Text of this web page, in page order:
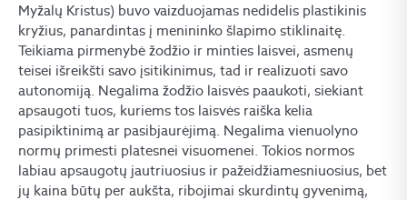
Myžalų Kristus) buvo vaizduojamas nedidelis plastikinis
kryžius, panardintas į menininko šlapimo stiklinaitę.
Teikiama pirmenybė žodžio ir minties laisvei, asmenų
teisei išreikšti savo įsitikinimus, tad ir realizuoti savo
autonomiją. Negalima žodžio laisvės paaukoti, siekiant
apsaugoti tuos, kuriems tos laisvės raiška kelia
pasipiktinimą ar pasibjaurėjimą. Negalima vienuolyno
normų primesti platesnei visuomenei. Tokios normos
labiau apsaugotų jautriuosius ir pažeidžiamesniuosius, bet
jų kaina būtų per aukšta, ribojimai skurdintų gyvenimą,